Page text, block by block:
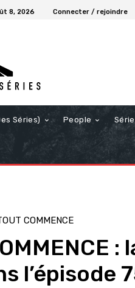
8, 2026 Connecter / rejoindre
Séries) People
COMMENCE
l’épisode